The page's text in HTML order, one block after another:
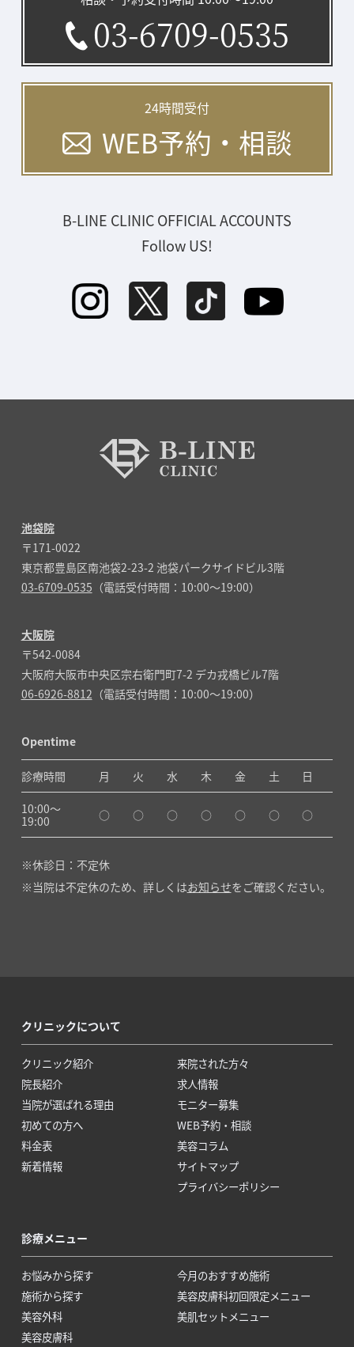
03-6709-0535
24時間受付
WEB予約・相談
B-LINE CLINIC OFFICIAL ACCOUNTS
Follow US!
池袋院
〒171-0022
東京都豊島区南池袋2-23-2 池袋パークサイドビル3階
03-6709-0535 （電話受付時間：10:00～19:00）
大阪院
〒542-0084
大阪府大阪市中央区宗右衛門町7-2 デカ戎橋ビル7階
06-6926-8812 （電話受付時間：10:00～19:00）
Opentime
診療時間 月 火 水 木 金 土 日
10:00〜
19:00
○ ○ ○ ○ ○ ○ ○
休診日：不定休
当院は不定休のため、詳しくはお知らせをご確認ください。
クリニックについて
クリニック紹介
院長紹介
当院が選ばれる理由
初めての方へ
料金表
新着情報
来院された方々
求人情報
モニター募集
WEB予約・相談
美容コラム
サイトマップ
プライバシーポリシー
診療メニュー
お悩みから探す
施術から探す
美容外科
美容皮膚科
今月のおすすめ施術
美容皮膚科初回限定メニュー
美肌セットメニュー